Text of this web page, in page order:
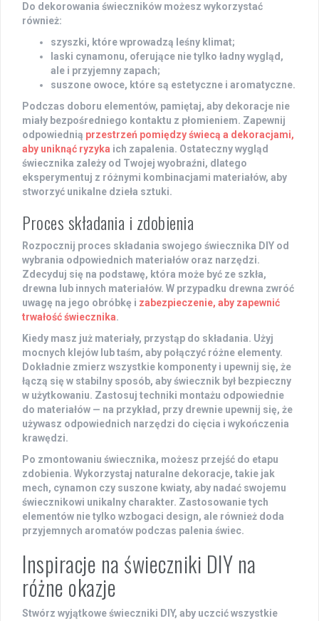
Do dekorowania świeczników możesz wykorzystać
również:
szyszki, które wprowadzą leśny klimat;
laski cynamonu, oferujące nie tylko ładny wygląd,
ale i przyjemny zapach;
suszone owoce, które są estetyczne i aromatyczne.
Podczas doboru elementów, pamiętaj, aby dekoracje nie
miały bezpośredniego kontaktu z płomieniem. Zapewnij
odpowiednią przestrzeń pomiędzy świecą a dekoracjami,
aby uniknąć ryzyka ich zapalenia. Ostateczny wygląd
świecznika zależy od Twojej wyobraźni, dlatego
eksperymentuj z różnymi kombinacjami materiałów, aby
stworzyć unikalne dzieła sztuki.
Proces składania i zdobienia
Rozpocznij proces składania swojego świecznika DIY od
wybrania odpowiednich materiałów oraz narzędzi.
Zdecyduj się na podstawę, która może być ze szkła,
drewna lub innych materiałów. W przypadku drewna zwróć
uwagę na jego obróbkę i zabezpieczenie, aby zapewnić
trwałość świecznika.
Kiedy masz już materiały, przystąp do składania. Użyj
mocnych klejów lub taśm, aby połączyć różne elementy.
Dokładnie zmierz wszystkie komponenty i upewnij się, że
łączą się w stabilny sposób, aby świecznik był bezpieczny
w użytkowaniu. Zastosuj techniki montażu odpowiednie
do materiałów — na przykład, przy drewnie upewnij się, że
używasz odpowiednich narzędzi do cięcia i wykończenia
krawędzi.
Po zmontowaniu świecznika, możesz przejść do etapu
zdobienia. Wykorzystaj naturalne dekoracje, takie jak
mech, cynamon czy suszone kwiaty, aby nadać swojemu
świecznikowi unikalny charakter. Zastosowanie tych
elementów nie tylko wzbogaci design, ale również doda
przyjemnych aromatów podczas palenia świec.
Inspiracje na świeczniki DIY na
różne okazje
Stwórz wyjątkowe świeczniki DIY, aby uczcić wszystkie